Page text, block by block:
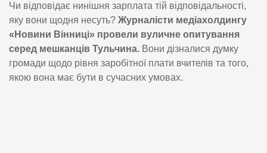
Чи відповідає нинішня зарплата тій відповідальності,
яку вони щодня несуть? Журналісти медіахолдингу
«Новини Вінниці» провели вуличне опитування
серед мешканців Тульчина. Вони дізналися думку
громади щодо рівня заробітної плати вчителів та того,
якою вона має бути в сучасних умовах.